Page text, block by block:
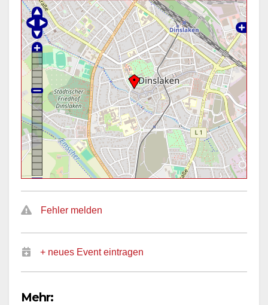
Fehler melden
+ neues Event eintragen
Mehr: